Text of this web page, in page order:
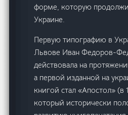
форме, которую
Украине.
Первую типографию в
Львове Иван Федоров-
действовала на
а первой изданной на
книгой стал «Апостол» (в
который исторически